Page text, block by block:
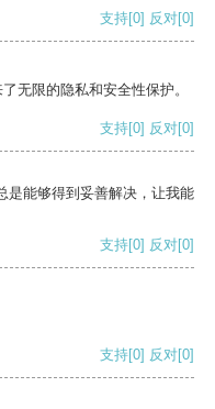
支持[0] 反对[0]
无限的隐私和安全性保护。
支持[0] 反对[0]
是能够得到妥善解决，让我能
支持[0] 反对[0]
支持[0] 反对[0]